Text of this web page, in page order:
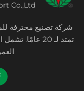
Co.,Ltd.
شركة تصنيع محترفة
تمتد لـ 20